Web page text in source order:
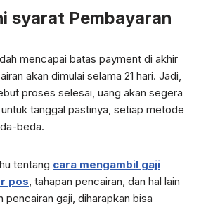
syarat Pembayaran
mencapai batas payment di akhir
akan dimulai selama 21 hari. Jadi,
proses selesai, uang akan segera
tanggal pastinya, setiap metode
beda.
tentang cara mengambil gaji
pos , tahapan pencairan, dan hal lain
pencairan gaji, diharapkan bisa